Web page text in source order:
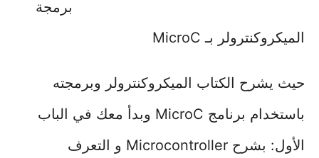
برمجة
الميكروكنترولر بـ MicroC
حيث يشرح الكتاب الميكروكنترولر وبرمجته
باستخدام برنامج MicroC وبدأ معك في الباب
الأول: بشرح Microcontroller و التعرف